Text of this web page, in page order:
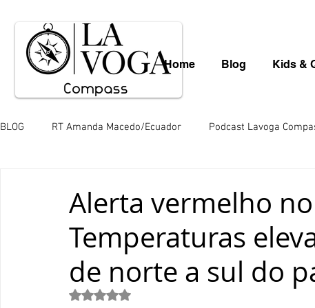
Home Blog Kids &
BLOG RT Amanda Macedo/Ecuador Podcast Lavoga
Valéria Totti da Amazônia Variedades Saara
Paulo de Araújo Mingos Lobo
Alerta vermelho
Temperaturas
de norte a sul do
Avaliado com NaN de 5 estrelas.